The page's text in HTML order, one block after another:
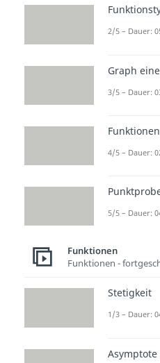
2/5 – Dauer:
Graph
3/5 – Dauer:
4/5 – Dauer:
5/5 – Dauer:
Funktionen
Funktionen -
Stetigkeit
1/3 – Dauer:
Asymptote